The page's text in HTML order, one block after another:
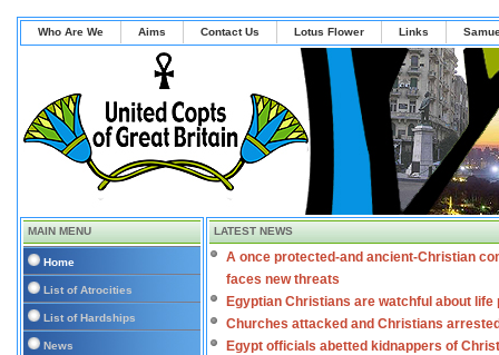
Who Are We Aims Contact Us Lotus Flower Links
MAIN MENU
Home
List of Atrocities
List of Hardships
News
LATEST NEWS
A once protected-and ancient-Christian
faces new threats
Egyptian Christians are watchful about life
Churches attacked and Christians
Egypt officials abetted kidnappers of